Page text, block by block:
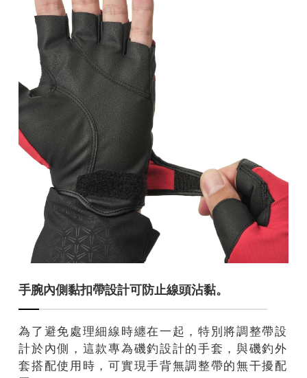
手腕內側黏扣帶設計可防止線頭沾黏。
為了避免處理細線時纏在一起，特別將調整帶設
計於內側，這款專為磯釣設計的手套，與磯釣外
套搭配使用時，可實現手背無調整帶的無干擾配